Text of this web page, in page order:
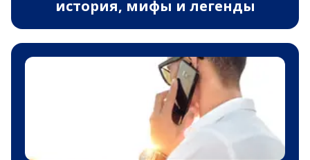
история, мифы и легенды